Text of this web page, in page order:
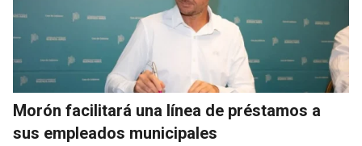
Morón facilitará una línea de préstamos a
sus empleados municipales